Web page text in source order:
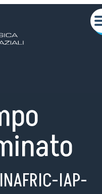
IAP-
siamo